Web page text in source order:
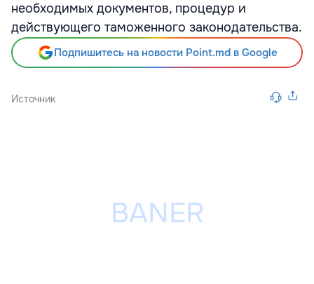
необходимых документов, процедур и
действующего таможенного законодательства.
Подпишитесь на новости Point.md в Google
Источник